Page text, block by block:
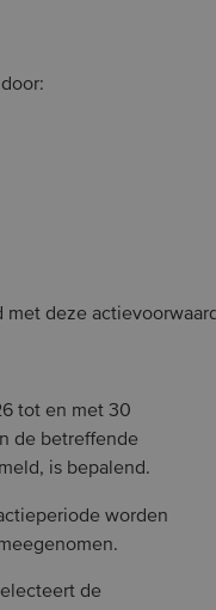
met deze
tot en met 30
de betreffende
is bepalend.
worden
de